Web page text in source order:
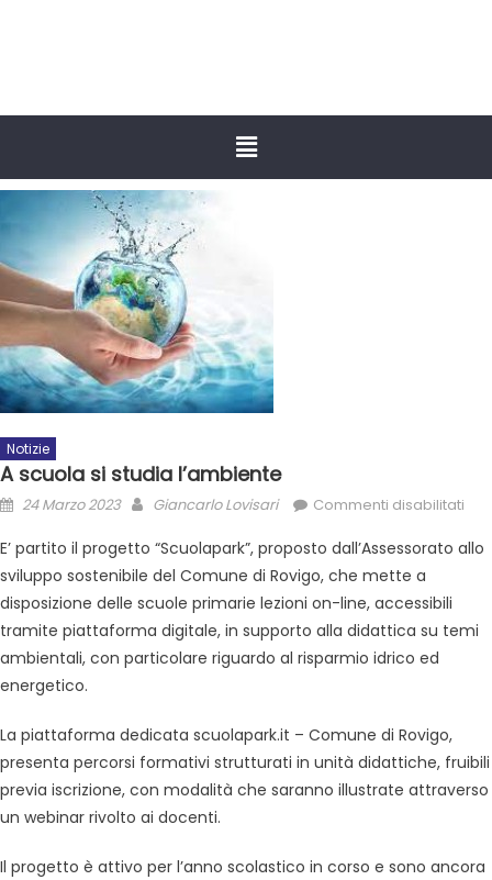
Notizie
A scuola si studia l’ambiente
24 Marzo 2023 Giancarlo Lovisari Commenti disabilitati
E’ partito il progetto “Scuolapark”, proposto dall’Assessorato allo
sviluppo sostenibile del Comune di Rovigo, che mette a
disposizione delle scuole primarie lezioni on-line, accessibili
tramite piattaforma digitale, in supporto alla didattica su temi
ambientali, con particolare riguardo al risparmio idrico ed
energetico.
La piattaforma dedicata scuolapark.it – Comune di Rovigo,
presenta percorsi formativi strutturati in unità didattiche, fruibili
previa iscrizione, con modalità che saranno illustrate attraverso
un webinar rivolto ai docenti.
Il progetto è attivo per l’anno scolastico in corso e sono ancora